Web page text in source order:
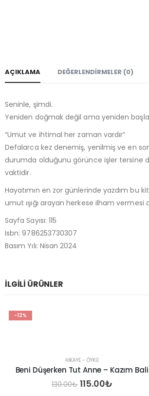
AÇIKLAMA DEĞERLENDIRMELER (0)
Seninle, şimdi.
Yeniden doğmak değil ama yeniden
“Umut ve ihtimal her zaman vardır”
Defalarca kez denemiş, yenilmiş ve en
durumda olduğunu görünce işler tersine
vaktidir.
Hayatımın en zor günlerinde yazdım bu
umut ışığı arayan herkese ilham vermesi
Sayfa Sayısı: 115
Isbn: 9786253730307
Basım Yılı: Nisan 2024
İLGILI ÜRÜNLER
-10%
HIKAYE - ÖYKÜ
150.00₺ Orijinal
135.00₺